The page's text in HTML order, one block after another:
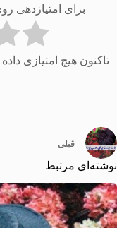
برای امتیازدهی
تاکنون هیچ امتیازی
قبلی
نوشته‌ای مرتبط